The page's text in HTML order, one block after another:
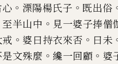
。 溧陽楊氏子 。 既出俗
至半山中 。 見一婆子捧僧
。 婆曰持衣來否 。 曰未
文殊麼 。 纔一回顧 。 婆